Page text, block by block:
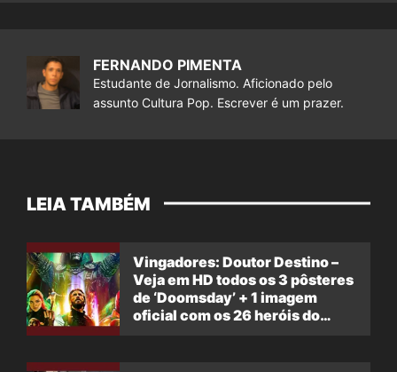
FERNANDO PIMENTA
Estudante de Jornalismo. Aficionado pelo
assunto Cultura Pop. Escrever é um prazer.
LEIA TAMBÉM
Vingadores: Doutor Destino –
Veja em HD todos os 3 pôsteres
de ‘Doomsday’ + 1 imagem
oficial com os 26 heróis do